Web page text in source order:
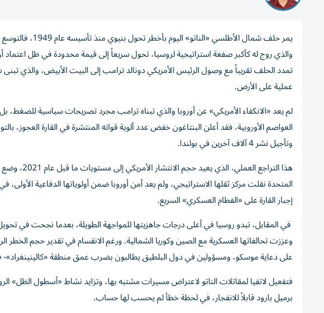
يمر حلف شمال الأطلسي
والذي روج له كأكبر صفعة استراتيجية لروسيا، تحول سريعاً إلى قيمة محدودة في ظل اعتماد
تمدد الحلف تقريباً مع وصول الرئيس الأمريكي دونالد ترامب إلى البيت الأبيض، والذي تبنى
عملية على الأرض.
​لم يعد «الانكفاء الأمريكي» عن أوروبا والذي تبناه ترامب مجرد تصريحات سياسية
وتأجيل نشر 4 آلاف آخرين في بولندا.
هذا التراجع
المتحدة نقلت مركز ثقلها الاستراتيجي، ولم يعد أمن أوروبا ضمن أولوياتها الدفاعية
إجبار القارة على «الفطام العسكري» السريع.
في المقابل، تبدو روسيا في أعلى درجات جاهزيتها للمواجهة الطويلة، بعدما نجحت في
وعززت تحالفاتها العسكرية مع الصين وكوريا الشمالية. ورغم الانقسام في تقدير حجم الخطر
على دعاية موسكو، ومسؤولين في دول البلطيق يطالبون بضرب عمق منطقة «كالينينغراد»-
فتفعيل لاتفيا لمقاتلات الناتو لاعتراض مسيرات مشتبه بها، وتزايد نشاط «أسطول الظل»
برميل بارود قابلاً للانفجار، في لحظة خطأ لم يحسب لها حساب.